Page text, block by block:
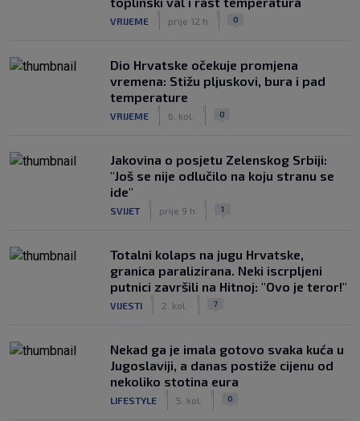
VRIJEME prije 12 h 0
Dio Hrvatske očekuje promjena
vremena: Stižu pljuskovi, bura i pad
temperature
VRIJEME 6. kol. 0
Jakovina o posjetu Zelenskog Srbiji:
"Još se nije odlučilo na koju stranu se
ide"
SVIJET prije 9 h 1
Totalni kolaps na jugu Hrvatske,
granica paralizirana. Neki iscrpljeni
putnici završili na Hitnoj: "Ovo je teror!"
VIJESTI 2. kol. 7
Nekad ga je imala gotovo svaka kuća u
Jugoslaviji, a danas postiže cijenu od
nekoliko stotina eura
LIFESTYLE 5. kol. 0